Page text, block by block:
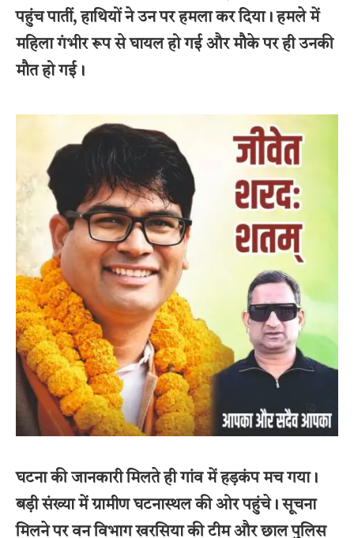
पहुंच पातीं, हाथियों ने उन पर हमला कर दिया। हमले में
महिला गंभीर रूप से घायल हो गई और मौके पर ही उनकी
मौत हो गई।
घटना की जानकारी मिलते ही गांव में हड़कंप मच गया।
बड़ी संख्या में ग्रामीण घटनास्थल की ओर पहुंचे। सूचना
मिलने पर वन विभाग खरसिया की टीम और छाल पुलिस